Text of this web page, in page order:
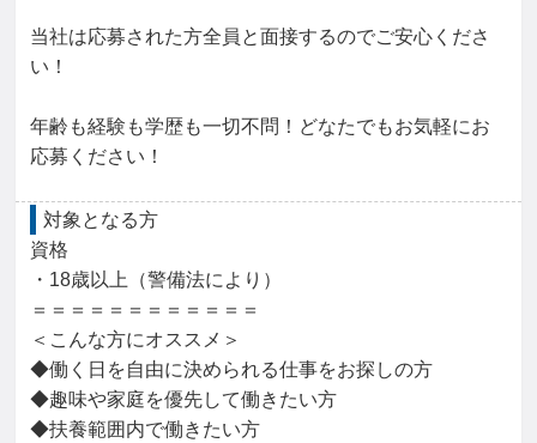
当社は応募された方全員と面接するのでご安心くださ
い！
年齢も経験も学歴も一切不問！どなたでもお気軽にお
応募ください！
対象となる方
資格
・18歳以上（警備法により）
＝＝＝＝＝＝＝＝＝＝＝＝
＜こんな方にオススメ＞
◆働く日を自由に決められる仕事をお探しの方
◆趣味や家庭を優先して働きたい方
◆扶養範囲内で働きたい方